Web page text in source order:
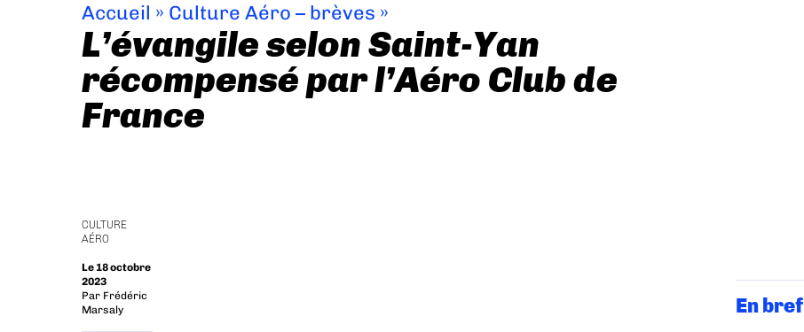
Accueil » Culture Aéro – brèves »
L’évangile selon Saint-Yan
récompensé par l’Aéro Club de
France
CULTURE
AÉRO
Le 18 octobre
2023
Par Frédéric
Marsaly
En bref